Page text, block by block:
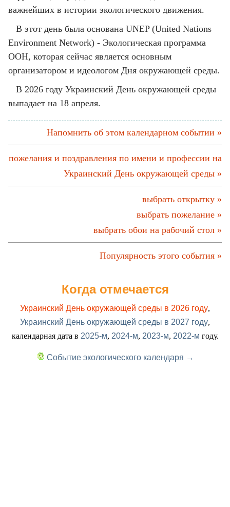
важнейших в истории экологического движения.
В этот день была основана UNEP (United Nations
Environment Network) - Экологическая программа
ООН, которая сейчас является основным
организатором и идеологом Дня окружающей среды.
В 2026 году Украинский День окружающей среды
выпадает на 18 апреля.
Напомнить об этом календарном событии »
пожелания и поздравления по имени и профессии на
Украинский День окружающей среды »
выбрать открытку »
выбрать пожелание »
выбрать обои на рабочий стол »
Популярность этого события »
Когда отмечается
Украинский День окружающей среды в 2026 году,
Украинский День окружающей среды в 2027 году,
календарная дата в 2025-м, 2024-м, 2023-м, 2022-м году.
Событие экологического календаря →